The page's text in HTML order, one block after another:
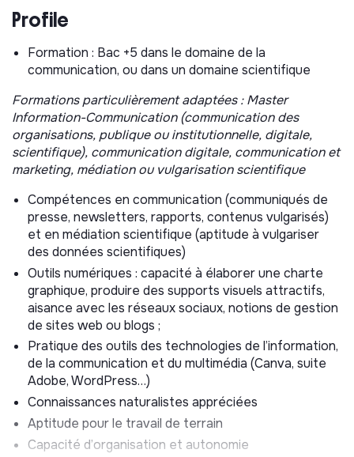
assurée par ONN, qui coordonne les actions, mobilise les
membres et veille à la diffusion des informations.
Toutefois, les orientations stratégiques, la validation
des protocoles et des documents produits relèvent du
Comité de Pilotage (COPIL), véritable organe
décisionnel du REMMAT.
Le REMMAT joue un rôle clé dans :
La collecte, validation et bancarisation des données
issues des échouages et interventions, permettant
de constituer une base scientifique solide pour le
suivi des populations et l’évaluation des menaces ;
La mise en œuvre de protocoles techniques
normalisés, allant de la prise en charge des animaux
en détresse aux nécropsies, en passant par le
désenchevêtrement et la gestion des cadavres,
garantissant une réponse rapide et conforme aux
réglementations ;
La formation et l’habilitation des membres, afin de
renforcer les compétences locales et assurer une
capacité d’intervention durable et efficace ;
La sensibilisation et la communication auprès du
grand public et des institutions, pour favoriser
l’adhésion aux enjeux de conservation et renforcer la
cohésion entre les acteurs du territoire.
Profile
Formation : Bac +5 dans le domaine de la
communication, ou dans un domaine scientifique
Formations particulièrement adaptées : Master
Information-Communication (communication des
organisations, publique ou institutionnelle, digitale,
scientifique), communication digitale, communication et
marketing, médiation ou vulgarisation scientifique
Compétences en communication (communiqués de
presse, newsletters, rapports, contenus vulgarisés)
et en médiation scientifique (aptitude à vulgariser
des données scientifiques)
Outils numériques : capacité à élaborer une charte
graphique, produire des supports visuels attractifs,
aisance avec les réseaux sociaux, notions de gestion
de sites web ou blogs ;
Pratique des outils des technologies de l’information,
de la communication et du multimédia (Canva, suite
Adobe, WordPress…)
Connaissances naturalistes appréciées
Aptitude pour le travail de terrain
Capacité d’organisation et autonomie